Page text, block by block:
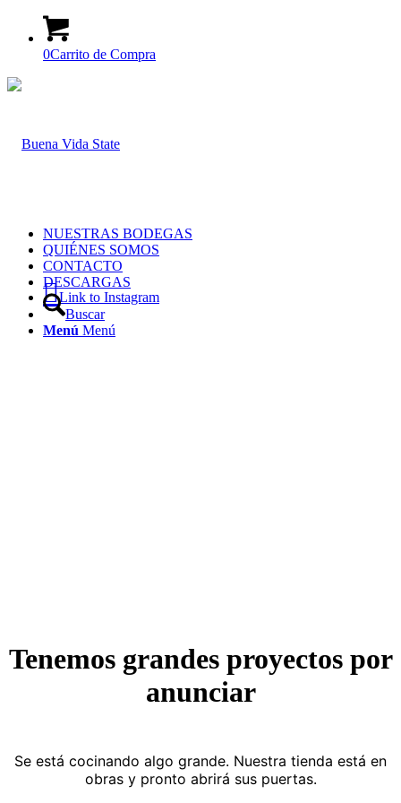
0Carrito de Compra
Link to Instagram
NUESTRAS BODEGAS
QUIÉNES SOMOS
CONTACTO
DESCARGAS
Buscar
Menú Menú
Tenemos grandes proyectos por
anunciar
Se está cocinando algo grande. Nuestra tienda está en
obras y pronto abrirá sus puertas.